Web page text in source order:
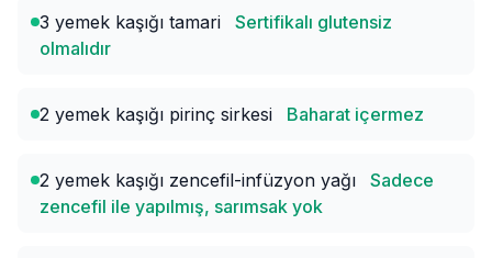
3 yemek kaşığı tamari
Sertifikalı glutensiz
olmalıdır
2 yemek kaşığı pirinç sirkesi Baharat içermez
2 yemek kaşığı zencefil-infüzyon yağı
Sadece
zencefil ile yapılmış, sarımsak yok